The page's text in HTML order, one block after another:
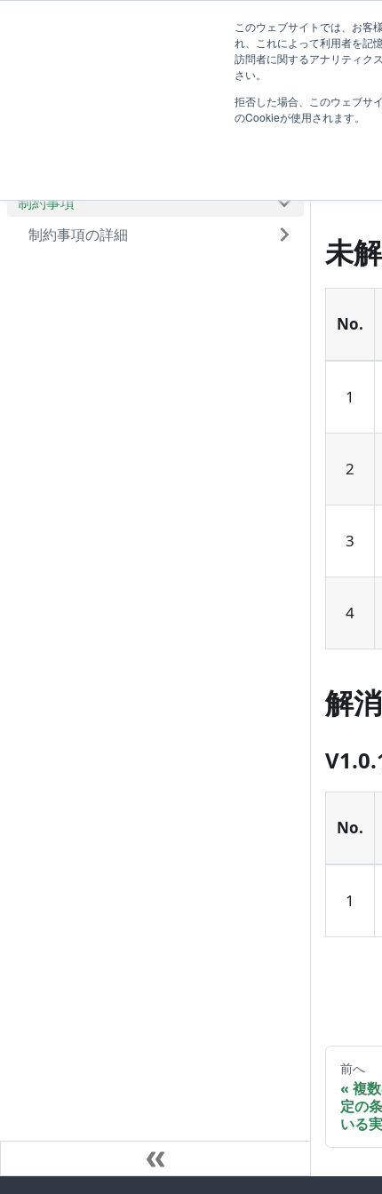
このウェブサイトでは、お客
れ、これによって利用者を記
訪問者に関するアナリティク
さい。
拒否した場合、このウェブサ
のCookieが使用されます。
ユーザー向
け
システ
け
制約事項
制約事項の詳細
制
未
No.
1
2
3
4
解
No.
1
前へ
複
定の
いる